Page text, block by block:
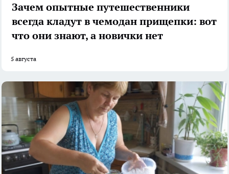
Зачем опытные путешественники
всегда кладут в чемодан прищепки: вот
что они знают, а новички нет
5 августа